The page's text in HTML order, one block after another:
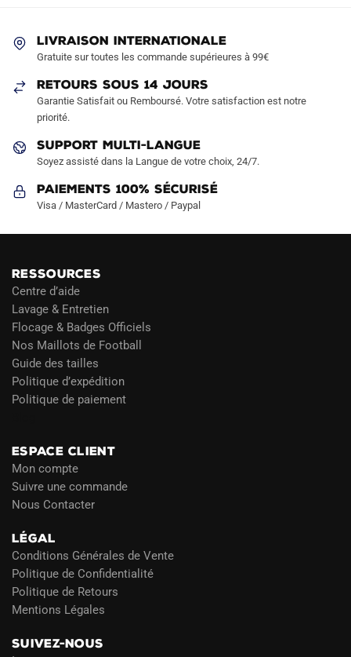
choisies
la
page
produit
LIVRAISON INTERNATIONALE
Gratuite sur toutes les commande supérieures à 99€
RETOURS SOUS 14 JOURS
Garantie Satisfait ou Remboursé. Votre satisfaction est notre
priorité.
SUPPORT MULTI-LANGUE
Soyez assisté dans la Langue de votre choix, 24/7.
Paiements 100% Sécurisé
Visa / MasterCard / Mastero / Paypal
RESSOURCES
Centre d’aide
Lavage & Entretien
Flocage & Badges Officiels
Nos Maillots de Football
Guide des tailles
Politique d’expédition
Politique de paiement
ESPACE CLIENT
Mon compte
Suivre une commande
Nous Contacter
LÉGAL
Conditions Générales de Vente
Politique de Confidentialité
Politique de Retours
Mentions Légales
SUIVEZ-NOUS